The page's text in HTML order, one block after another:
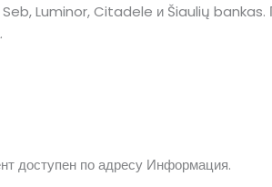
Seb, Luminor, Citadele и Šiaulių bankas.
доступен по адресу Информация.